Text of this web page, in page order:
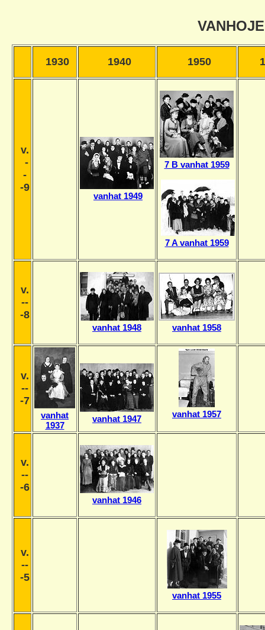
1930 1940 1950
v.
-
-
-9
vanhat 1949
7 B vanhat 1959
7 A vanhat 1959
v.
--
-8
vanhat 1948 vanhat 1958
v.
--
-7
vanhat
1937
vanhat 1947 vanhat 1957
v.
--
-6
vanhat 1946
v.
--
-5
vanhat 1955